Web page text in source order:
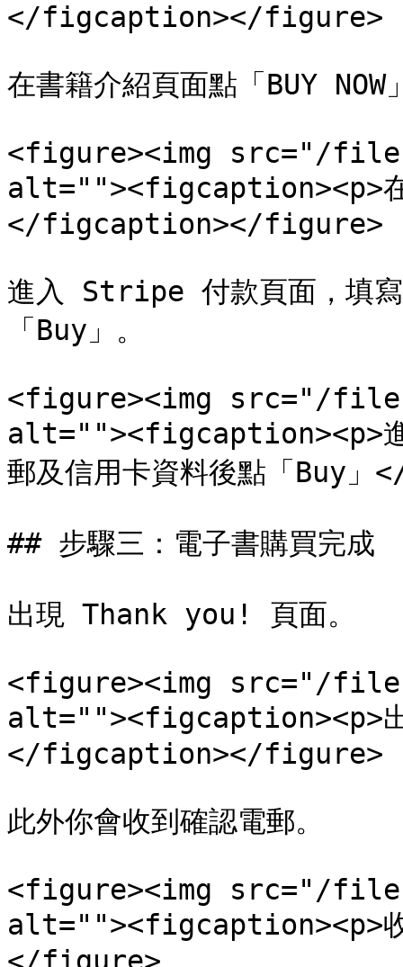
</figcaption></figure>
在書籍介紹頁面點「BUY NOW
<figure><img src="/files/
alt=""><figcaption><p>在
</figcaption></figure>
進入 Stripe 付款頁面，填寫
「Buy」。
<figure><img src="/
alt=""><figcaption><p>進
郵及信用卡資料後點「
## 步驟三：電子書購買完成
出現 Thank you! 頁面。
<figure><img src="/files/
alt=""><figcaption><p>
</figcaption></figure>
此外你會收到確認電郵。
<figure><img src="/files/
alt=""><figcaption><p>